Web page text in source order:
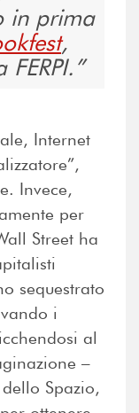
in prima
,
Internet
Invece,
per
Street ha
sequestrato
i
al
–
Spazio,